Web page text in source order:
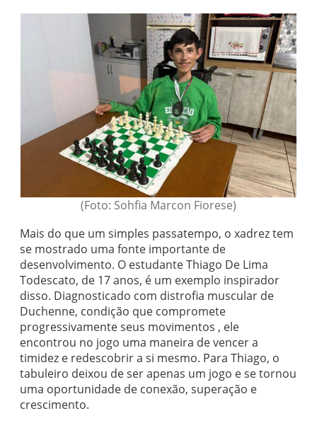
(Foto: Sohfia Marcon Fiorese)
Mais do que um simples passatempo, o xadrez tem
se mostrado uma fonte importante de
desenvolvimento. O estudante Thiago De Lima
Todescato, de 17 anos, é um exemplo inspirador
disso. Diagnosticado com distrofia muscular de
Duchenne, condição que compromete
progressivamente seus movimentos , ele
encontrou no jogo uma maneira de vencer a
timidez e redescobrir a si mesmo. Para Thiago, o
tabuleiro deixou de ser apenas um jogo e se tornou
uma oportunidade de conexão, superação e
crescimento.